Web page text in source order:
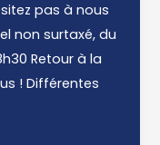
pas à nous
non surtaxé, du
Retour à la
! Différentes